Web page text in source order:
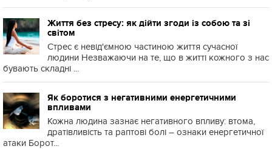
Життя без стресу: як дійти згоди із собою та зі
світом
Стрес є невід'ємною частиною життя сучасної
людини Незважаючи на те, що в житті кожного з нас
бувають складні ...
Як боротися з негативними енергетичними
впливами
Кожна людина зазнає негативного впливу: втома,
дратівливість та раптові болі – ознаки енергетичної
атаки Борот...